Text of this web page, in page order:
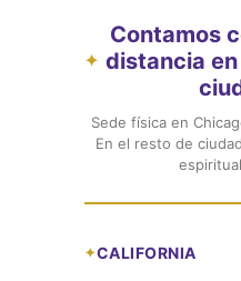
✦
Contamos
distancia
Sede física en
En el resto de
CALIFORNIA